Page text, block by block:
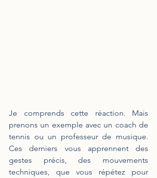
Je comprends cette réaction. Mais
prenons un exemple avec un coach de
tennis ou un professeur de musique.
Ces derniers vous apprennent des
gestes précis, des mouvements
techniques, que vous répétez pour